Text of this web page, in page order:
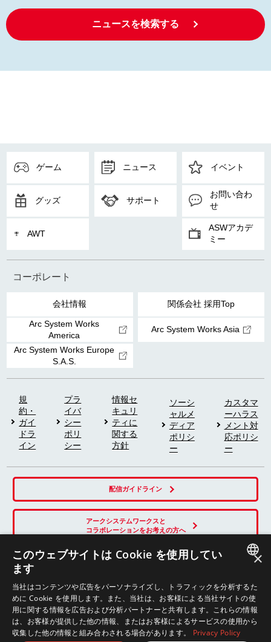
ニュースを検索する
ゲーム ニュース イベント
グッズ サポート
お問い合わ
せ
AWT
ASWアカデ
ミー
コーポレート
会社情報 関係会社 採用Top
Arc System Works
America
Arc System Works Asia
Arc System Works Europe
S.A.S.
規
約・
ガイ
ドラ
イン
プラ
イバ
シー
ポリ
シー
情報セ
キュリ
ティに
関する
方針
ソーシ
ャルメ
ディア
ポリシ
ー
カスタマ
ーハラス
メント対
応ポリシ
ー
配信ガイドライン
アークシステムワークスと
コラボレーションをお考えの方へ
SNS
ENGLISH
×
このウェブサイトは Cookie を使用してい
ます
当社はコンテンツや広告をパーソナライズし、トラフィックを分析するた
めに Cookie を使用します。また、当社は、お客様による当社サイトの使
用に関する情報を広告および分析パートナーと共有します。これらの情報
は、お客様が提供した他の情報、またはお客様によるサービスの使用から
収集した他の情報と組み合わされる場合があります。
Privacy Policy